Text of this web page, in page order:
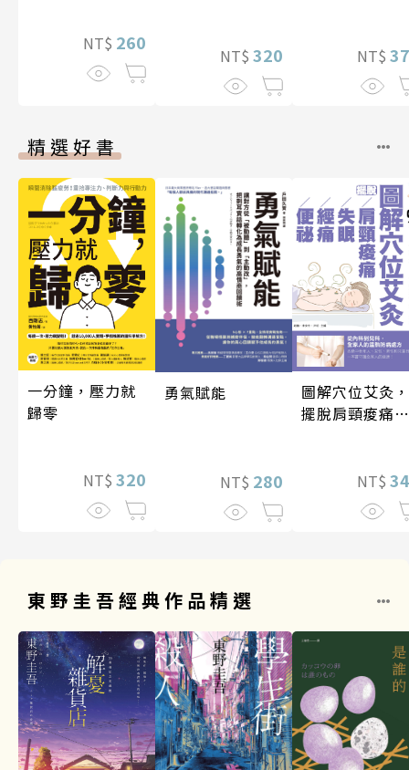
NT$ 260
NT$ 320
NT$
精選好書
一分鐘，壓力就
歸零
NT$ 320
勇氣賦能
NT$ 280
圖解穴位艾灸，
擺脫肩頸痠痛、
NT$
東野圭吾經典作品精選